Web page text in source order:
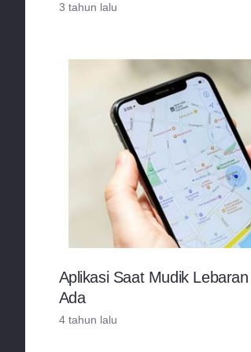
3 tahun lalu
Aplikasi Saat Mudik
Ada
4 tahun lalu